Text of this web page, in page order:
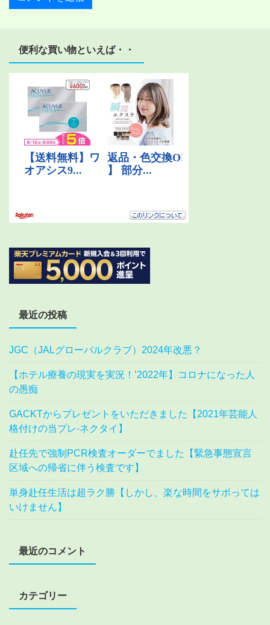
便利な買い物といえば・・
最近の投稿
JGC（JALグローバルクラブ）2024年改悪？
【ホテル療養の現実を実況！’2022年】コロナになった人
の愚痴
GACKTからプレゼントをいただきました【2021年芸能人
格付けの当プレ-ネクタイ】
赴任先で強制PCR検査オーダーでました【緊急事態宣言
区域への帰省に伴う検査です】
単身赴任生活は超ラク勝【しかし、楽な時間をサボっては
いけません】
最近のコメント
カテゴリー